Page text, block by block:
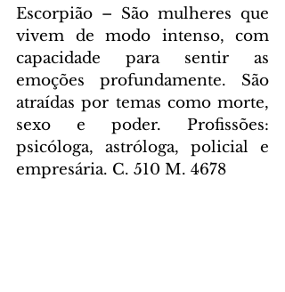
Escorpião – São mulheres que
vivem de modo intenso, com
capacidade para sentir as
emoções profundamente. São
atraídas por temas como morte,
sexo e poder. Profissões:
psicóloga, astróloga, policial e
empresária. C. 510 M. 4678